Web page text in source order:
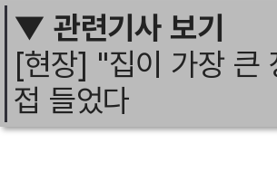
▼ 관련기사 보기
[현장] "집이 가장 큰
접 들었다